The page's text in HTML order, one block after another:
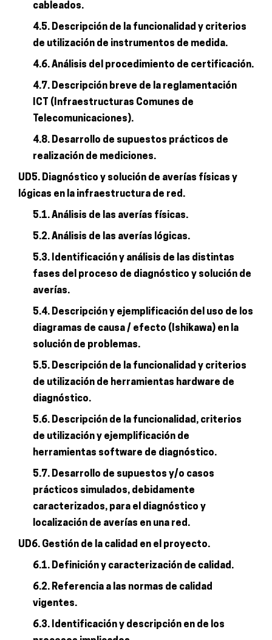
cableados.
4.5. Descripción de la funcionalidad y criterios
de utilización de instrumentos de medida.
4.6. Análisis del procedimiento de certificación.
4.7. Descripción breve de la reglamentación
ICT (Infraestructuras Comunes de
Telecomunicaciones).
4.8. Desarrollo de supuestos prácticos de
realización de mediciones.
UD5. Diagnóstico y solución de averías físicas y
lógicas en la infraestructura de red.
5.1. Análisis de las averías físicas.
5.2. Análisis de las averías lógicas.
5.3. Identificación y análisis de las distintas
fases del proceso de diagnóstico y solución de
averías.
5.4. Descripción y ejemplificación del uso de los
diagramas de causa / efecto (Ishikawa) en la
solución de problemas.
5.5. Descripción de la funcionalidad y criterios
de utilización de herramientas hardware de
diagnóstico.
5.6. Descripción de la funcionalidad, criterios
de utilización y ejemplificación de
herramientas software de diagnóstico.
5.7. Desarrollo de supuestos y/o casos
prácticos simulados, debidamente
caracterizados, para el diagnóstico y
localización de averías en una red.
UD6. Gestión de la calidad en el proyecto.
6.1. Definición y caracterización de calidad.
6.2. Referencia a las normas de calidad
vigentes.
6.3. Identificación y descripción en de los